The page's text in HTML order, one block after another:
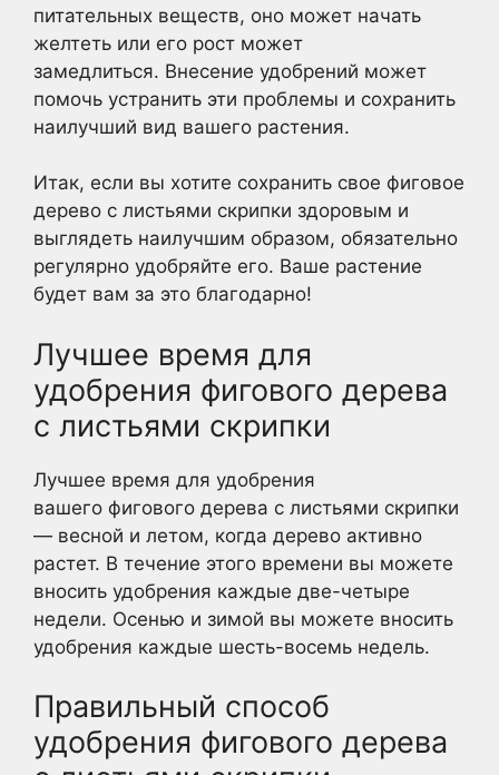
питательных веществ, оно может начать
желтеть или его рост может
замедлиться. Внесение удобрений может
помочь устранить эти проблемы и сохранить
наилучший вид вашего растения.
Итак, если вы хотите сохранить свое фиговое
дерево с листьями скрипки здоровым и
выглядеть наилучшим образом, обязательно
регулярно удобряйте его. Ваше растение
будет вам за это благодарно!
Лучшее время для
удобрения фигового дерева
с листьями скрипки
Лучшее время для удобрения
вашего фигового дерева с листьями скрипки
— весной и летом, когда дерево активно
растет. В течение этого времени вы можете
вносить удобрения каждые две-четыре
недели. Осенью и зимой вы можете вносить
удобрения каждые шесть-восемь недель.
Правильный способ
удобрения фигового дерева